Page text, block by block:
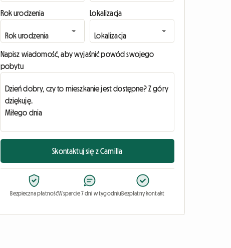
Rok urodzenia Lokalizacja
Napisz wiadomość, aby wyjaśnić powód swojego
pobytu
Skontaktuj się z Camilla
Bezpieczna płatnośćWsparcie 7 dni w tygodniuBezpłatny kontakt